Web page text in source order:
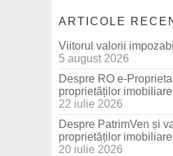
ARTICOLE
Viitorul valorii
5 august 2026
Despre RO e-
proprietăților imobiliare
22 iulie 2026
Despre PatrimVen și
proprietăților imobiliare
20 iulie 2026